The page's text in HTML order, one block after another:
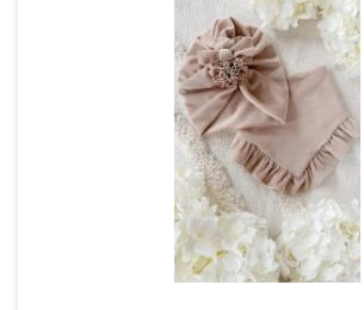
ZUM WARENKORB HINZUFÜGEN